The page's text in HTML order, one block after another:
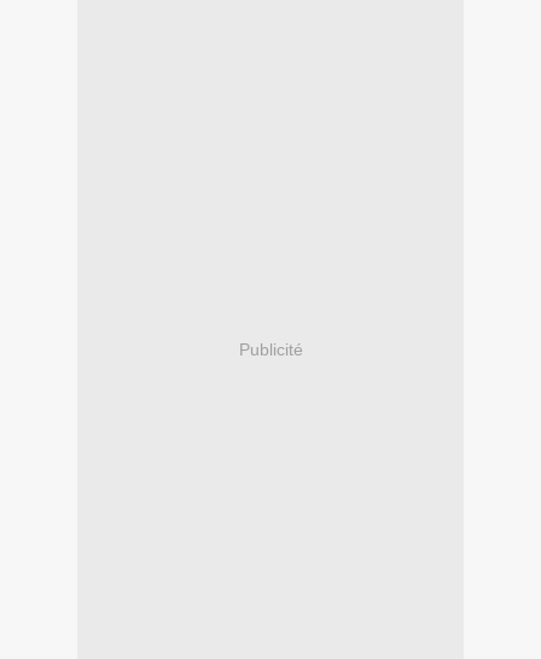
Publicité